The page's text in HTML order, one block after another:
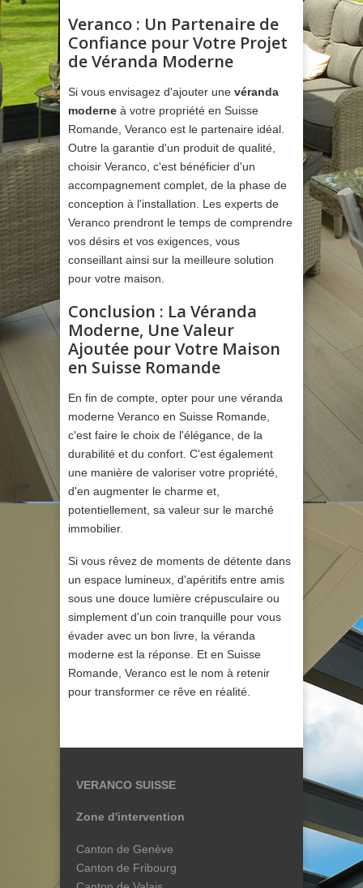
Veranco : Un Partenaire de
Confiance pour Votre Projet
de Véranda Moderne
Si vous envisagez d'ajouter une véranda
moderne à votre propriété en Suisse
Romande, Veranco est le partenaire idéal.
Outre la garantie d'un produit de qualité,
choisir Veranco, c'est bénéficier d'un
accompagnement complet, de la phase de
conception à l'installation. Les experts de
Veranco prendront le temps de comprendre
vos désirs et vos exigences, vous
conseillant ainsi sur la meilleure solution
pour votre maison.
Conclusion : La Véranda
Moderne, Une Valeur
Ajoutée pour Votre Maison
en Suisse Romande
En fin de compte, opter pour une véranda
moderne Veranco en Suisse Romande,
c'est faire le choix de l'élégance, de la
durabilité et du confort. C'est également
une manière de valoriser votre propriété,
d'en augmenter le charme et,
potentiellement, sa valeur sur le marché
immobilier.
Si vous rêvez de moments de détente dans
un espace lumineux, d'apéritifs entre amis
sous une douce lumière crépusculaire ou
simplement d'un coin tranquille pour vous
évader avec un bon livre, la véranda
moderne est la réponse. Et en Suisse
Romande, Veranco est le nom à retenir
pour transformer ce rêve en réalité.
VERANCO SUISSE
Zone d'intervention
Canton de Genève
Canton de Fribourg